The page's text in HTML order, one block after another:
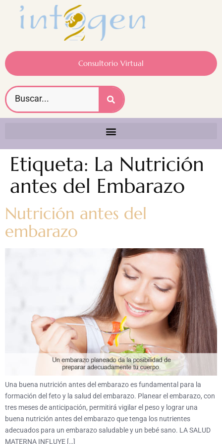
Consultorio Virtual
Etiqueta: La Nutrición
antes del Embarazo
Nutrición antes del
embarazo
Una buena nutrición antes del embarazo es fundamental para la
formación del feto y la salud del embarazo. Planear el embarazo, con
tres meses de anticipación, permitirá vigilar el peso y lograr una
buena nutrición antes del embarazo que tenga los nutrientes
adecuados para un embarazo saludable y un bebé sano. LA SALUD
MATERNA INFLUYE […]